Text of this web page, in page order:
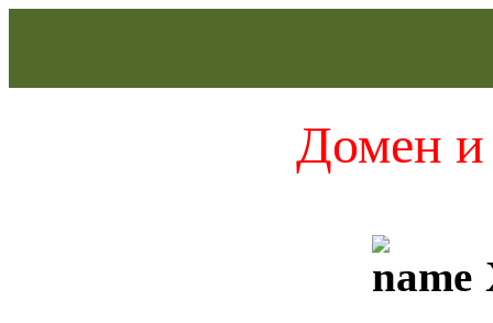
Домен и